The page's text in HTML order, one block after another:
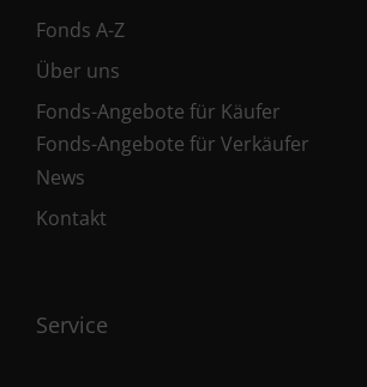
Fonds A-Z
Über uns
Fonds-Angebote für Käufer
Fonds-Angebote für Verkäufer
News
Kontakt
Service